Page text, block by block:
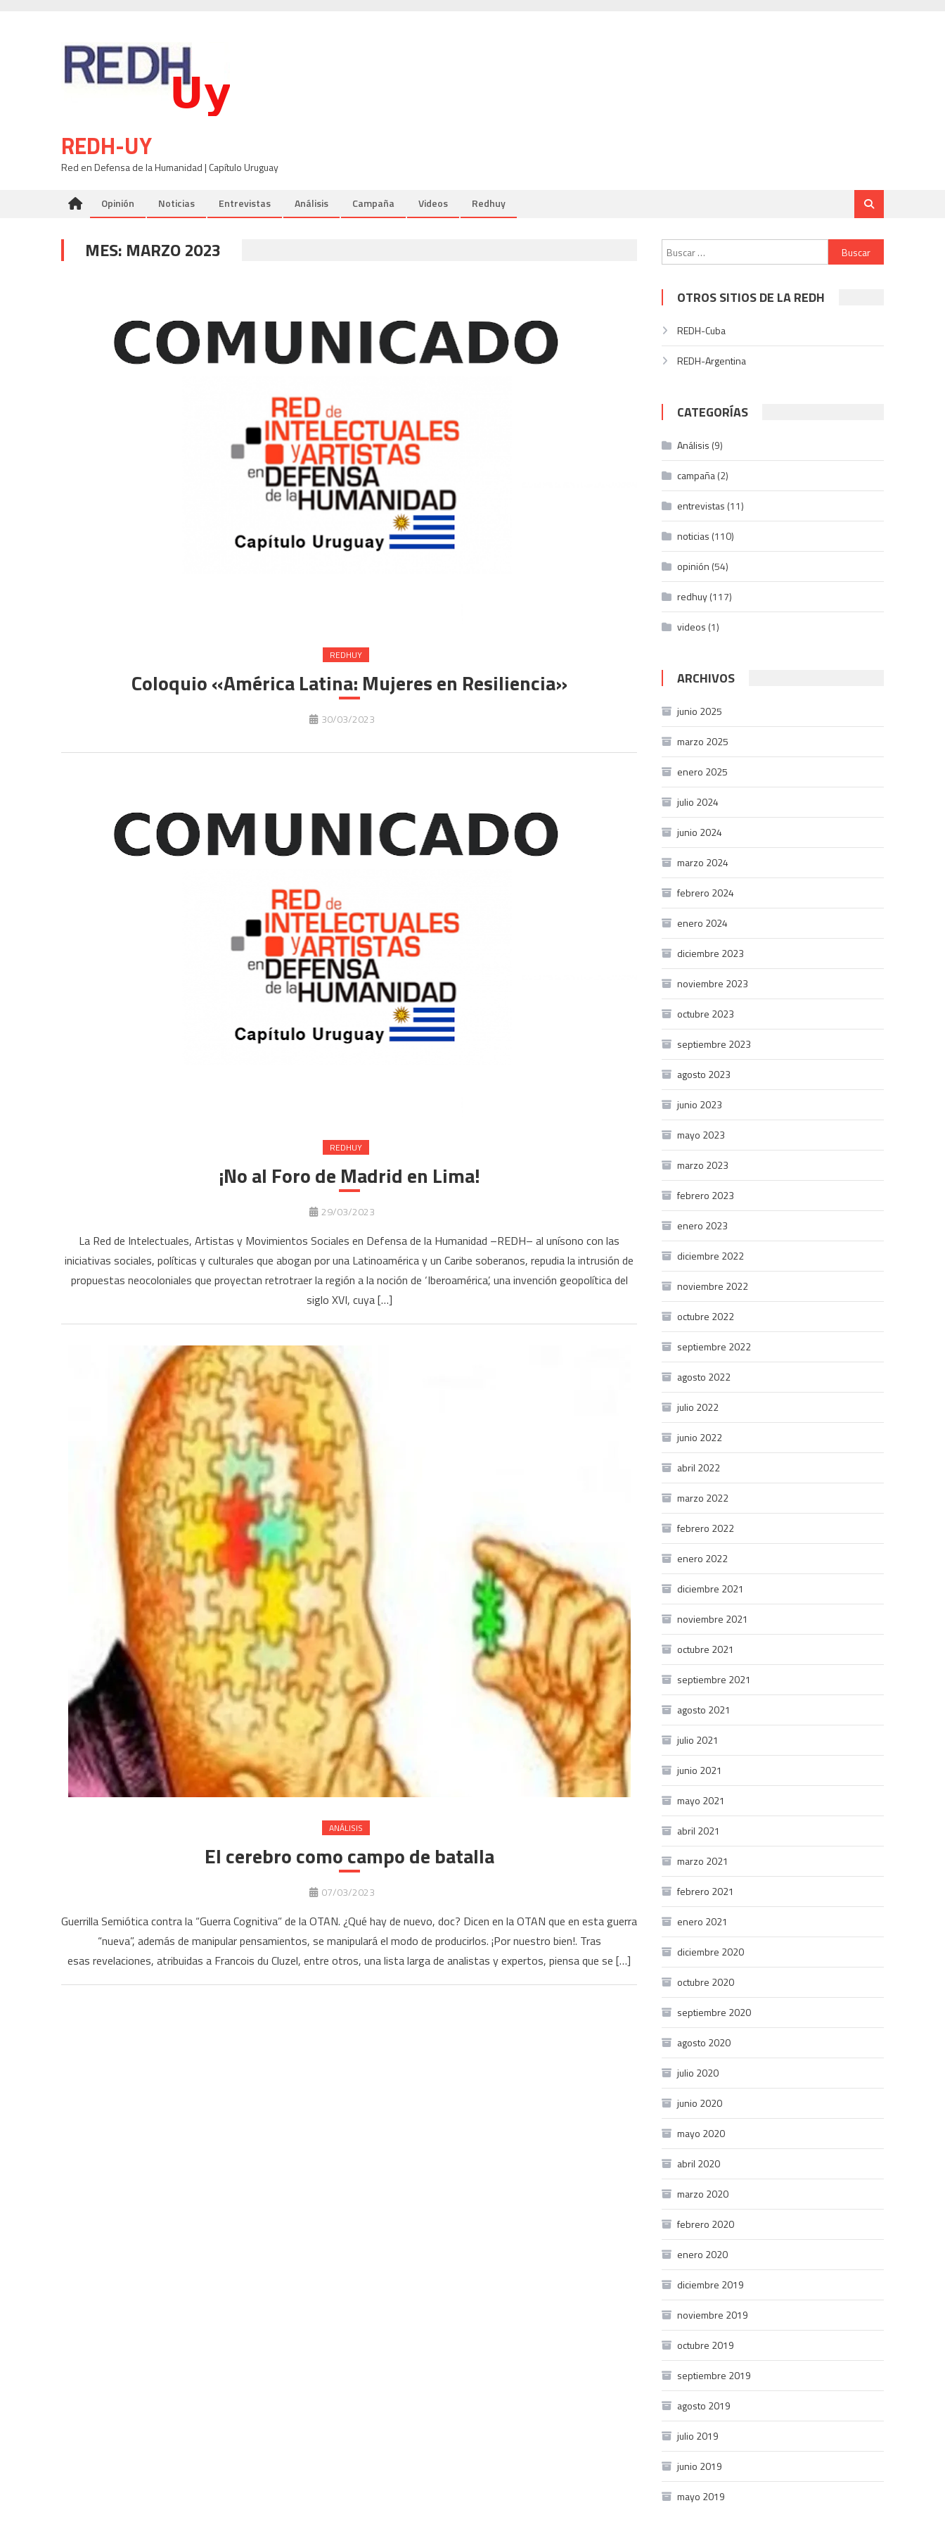
REDH-UY
Red en Defensa de la Humanidad | Capítulo Uruguay
Opinión Noticias Entrevistas Análisis Campaña Videos Redhuy
MES: MARZO 2023
REDHUY
Coloquio «América Latina: Mujeres en Resiliencia»
30/03/2023
REDHUY
¡No al Foro de Madrid en Lima!
29/03/2023
La Red de Intelectuales, Artistas y Movimientos Sociales en Defensa de la Humanidad –REDH– al unísono con las
iniciativas sociales, políticas y culturales que abogan por una Latinoamérica y un Caribe soberanos, repudia la intrusión de
propuestas neocoloniales que proyectan retrotraer la región a la noción de ‘Iberoamérica’, una invención geopolítica del
siglo XVI, cuya […]
ANÁLISIS
El cerebro como campo de batalla
07/03/2023
Guerrilla Semiótica contra la “Guerra Cognitiva” de la OTAN. ¿Qué hay de nuevo, doc? Dicen en la OTAN que en esta guerra
“nueva”, además de manipular pensamientos, se manipulará el modo de producirlos. ¡Por nuestro bien!. Tras
esas revelaciones, atribuidas a Francois du Cluzel, entre otros, una lista larga de analistas y expertos, piensa que se […]
Buscar:
OTROS SITIOS DE LA REDH
REDH-Cuba
REDH-Argentina
CATEGORÍAS
Análisis (9)
campaña(2)
entrevistas (11)
noticias (110)
opinión (54)
redhuy(117)
videos (1)
ARCHIVOS
junio 2025
marzo 2025
enero 2025
julio 2024
junio 2024
marzo 2024
febrero 2024
enero 2024
diciembre 2023
noviembre 2023
octubre 2023
septiembre 2023
agosto 2023
junio 2023
mayo 2023
marzo 2023
febrero 2023
enero 2023
diciembre 2022
noviembre 2022
octubre 2022
septiembre 2022
agosto 2022
julio 2022
junio 2022
abril 2022
marzo 2022
febrero 2022
enero 2022
diciembre 2021
noviembre 2021
octubre 2021
septiembre 2021
agosto 2021
julio 2021
junio 2021
mayo 2021
abril 2021
marzo 2021
febrero 2021
enero 2021
diciembre 2020
octubre 2020
septiembre 2020
agosto 2020
julio 2020
junio 2020
mayo 2020
abril 2020
marzo 2020
febrero 2020
enero 2020
diciembre 2019
noviembre 2019
octubre 2019
septiembre 2019
agosto 2019
julio 2019
junio 2019
mayo 2019